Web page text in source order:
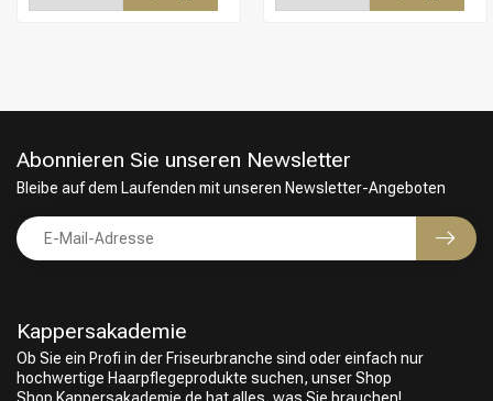
Friseurwahl
Kappersakademie
Ob Sie ein Profi in der Friseurbranche sind oder einfach nur
hochwertige Haarpflegeprodukte suchen, unser Shop
Abonnieren Sie unseren Newsletter
Bleibe auf dem Laufenden mit unseren Newsletter-Angeboten